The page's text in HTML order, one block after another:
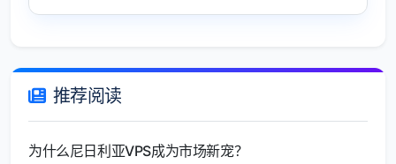
推荐阅读
为什么尼日利亚VPS成为市场新宠？